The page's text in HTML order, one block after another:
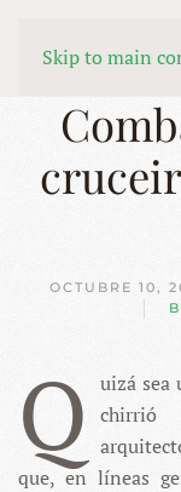
Skip to main
MENÚ
OCTUBRE 10,
Q
uizá sea
chirrió
que, en líneas